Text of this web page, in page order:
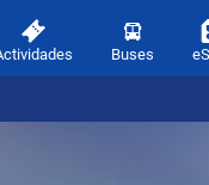
Buses